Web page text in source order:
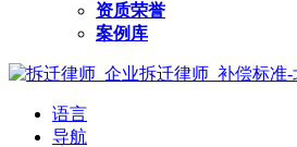
资质荣誉
案例库
语言
导航